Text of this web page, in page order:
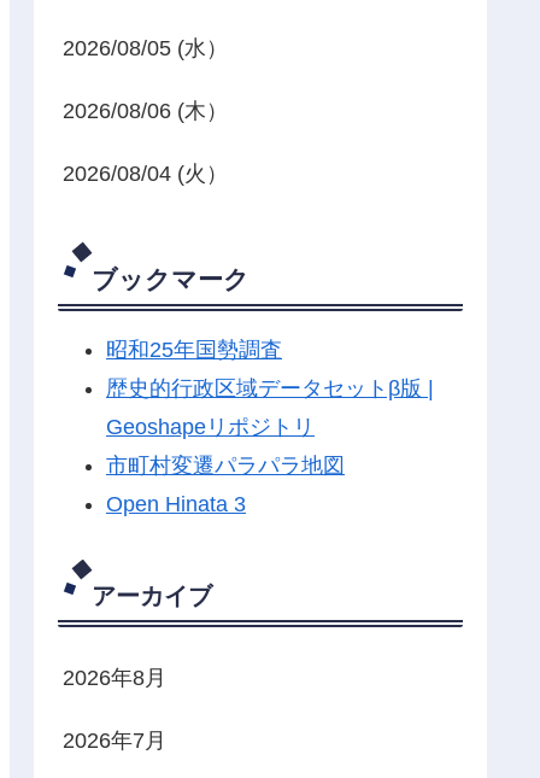
2026/08/05 (水）
2026/08/06 (木）
2026/08/04 (火）
ブックマーク
昭和25年国勢調査
歴史的行政区域データセットβ版 |
Geoshapeリポジトリ
市町村変遷パラパラ地図
Open Hinata 3
アーカイブ
2026年8月
2026年7月